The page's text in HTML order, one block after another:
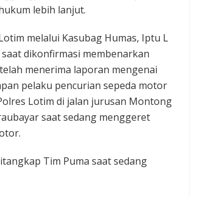
lebih lanjut.
melalui Kasubag Humas, Iptu L
saat dikonfirmasi membenarkan
menerima laporan mengenai
pelaku pencurian sepeda motor
Lotim di jalan jurusan Montong
saat sedang menggeret
Tim Puma saat sedang